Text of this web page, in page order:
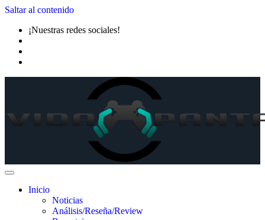
Saltar al contenido
¡Nuestras redes sociales!
Inicio
Noticias
Análisis/Reseña/Review